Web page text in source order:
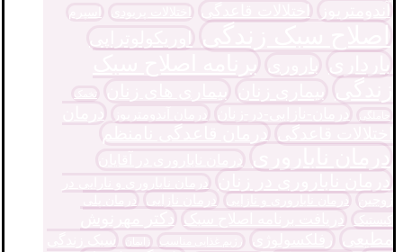
اختلالات قاعدگی اختلالات پریودی اسپرم
اصلاح سبک زندگی اوریکولوتراپی
بارداری باروری برنامه اصلاح سبک
زندگی
بیماری زنان بیماری های زنان
تخمک
حاملگی
درمان-نازایی-در-زنان درمان آندومتریوز
درمان
اختلالات قاعدگی درمان قاعدگی نامنظم
درمان ناباروری درمان ناباروری در آقایان
درمان ناباروری در زنان
درمان ناباروری و نارایی در
زوجین
درمان ناباروری و نازایی درمان نازایی
درمان پلی
کیستیک
دریافت برنامه اصلاح سبک
دکتر مهرنوش
مطیعی
رفلکسولوژی رژیم غذایی مناسب زایمان
سبک زندگی